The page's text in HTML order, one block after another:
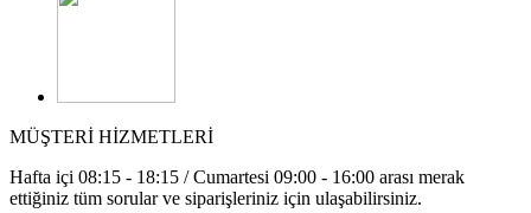
MÜŞTERİ HİZMETLERİ
Hafta içi 08:15 - 18:15 / Cumartesi 09:00 - 16:00 arası merak
ettiğiniz tüm sorular ve siparişleriniz için ulaşabilirsiniz.